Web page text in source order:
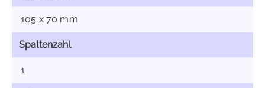
105 x 70 mm
Spaltenzahl
1